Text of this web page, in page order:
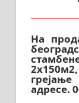
адресе.